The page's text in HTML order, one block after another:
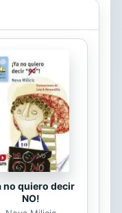
testigo de
Rigurosa y
realizada por
Pérez de
de un estudio
de su
es la mayor
no quiero decir
NO!